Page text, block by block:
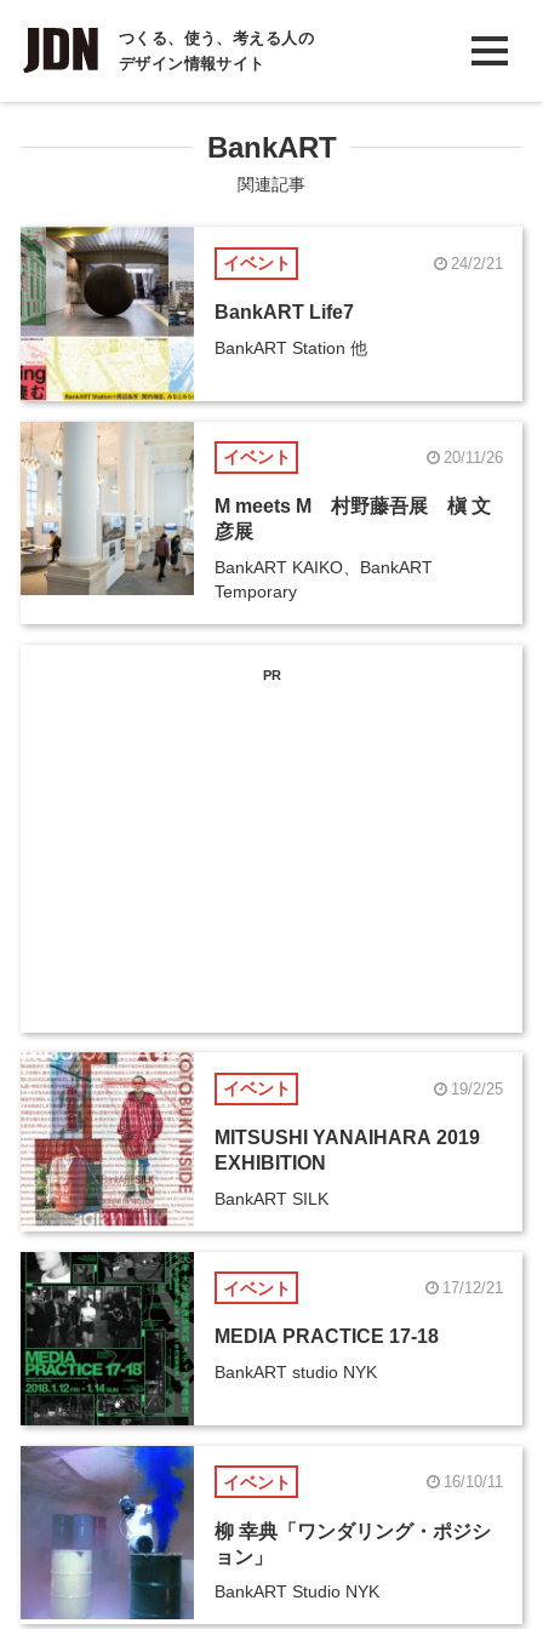
つくる、使う、考える人の
デザイン情報サイト
INTERVIEW
インタビュー
COLUMN
コラム
BankART
関連記事
イベント 24/2/21
BankART Life7
BankART Station 他
イベント 20/11/26
M meets M 村野藤吾展 槇 文
彦展
BankART KAIKO、BankART
Temporary
PR
イベント 19/2/25
MITSUSHI YANAIHARA 2019
EXHIBITION
BankART SILK
イベント 17/12/21
MEDIA PRACTICE 17-18
BankART studio NYK
イベント 16/10/11
柳 幸典「ワンダリング・ポジシ
ョン」
BankART Studio NYK